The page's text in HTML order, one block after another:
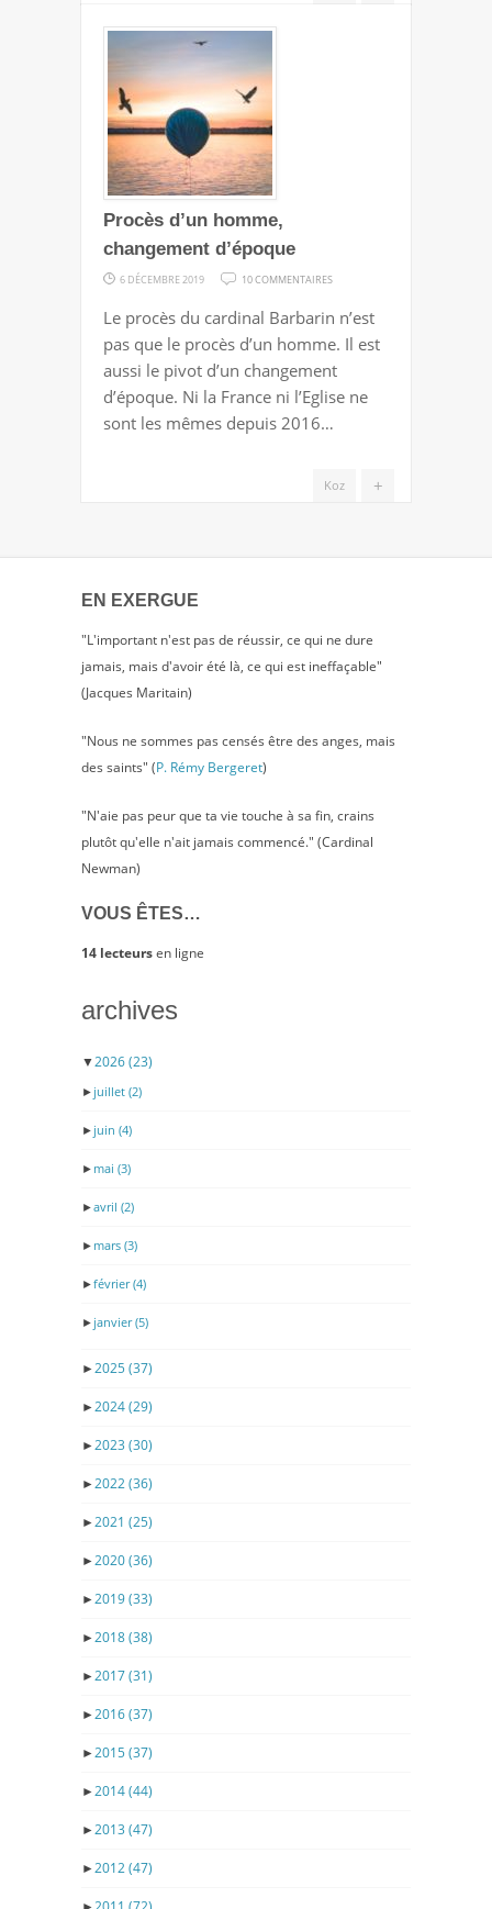
Procès d’un homme,
changement d’époque
6 DÉCEMBRE 2019 10 COMMENTAIRES
D’UN
HOMME,
CHANGEMENT
D’ÉPOQUE
Le procès du cardinal Barbarin n’est
pas que le procès d’un homme. Il est
aussi le pivot d’un changement
d’époque. Ni la France ni l’Eglise ne
sont les mêmes depuis 2016…
+
Koz
EN EXERGUE
"L'important n'est pas de réussir, ce qui ne dure
jamais, mais d'avoir été là, ce qui est ineffaçable"
(Jacques Maritain)
"Nous ne sommes pas censés être des anges, mais
des saints" (P. Rémy Bergeret)
"N'aie pas peur que ta vie touche à sa fin, crains
plutôt qu'elle n'ait jamais commencé." (Cardinal
Newman)
VOUS ÊTES…
14 lecteursen ligne
archives
▼2026(23)
► juillet (2)
► juin (4)
► mai (3)
►avril (2)
► mars (3)
►février(4)
► janvier(5)
►2025(37)
►2024(29)
►2023 (30)
►2022(36)
►2021 (25)
►2020(36)
►2019(33)
►2018(38)
►2017(31)
►2016(37)
►2015(37)
►2014(44)
►2013 (47)
►2012(47)